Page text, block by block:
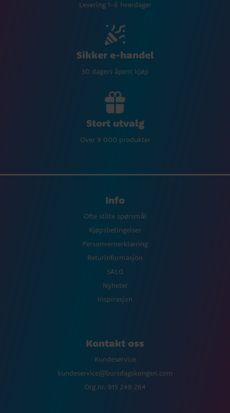
Levering 1-6 hverdager
Sikker e-handel
30 dagers åpent kjøp
Stort utvalg
Over 9 000 produkter
Info
Ofte stilte spørsmål
Kjøpsbetingelser
Personvernerklæring
Returinformasjon
SALG
Nyheter
Inspirasjon
Kontakt oss
Kundeservice
kundeservice@bursdagskongen.com
Org.nr. 915 249 264